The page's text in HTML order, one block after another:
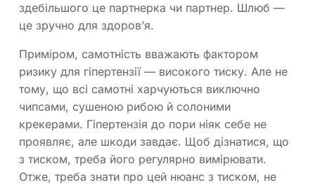
здебільшого це партнерка чи партнер. Шлюб —
це зручно для здоров’я.
Приміром, самотність вважають фактором
ризику для гіпертензії — високого тиску. Але не
тому, що всі самотні харчуються виключно
чипсами, сушеною рибою й солоними
крекерами. Гіпертензія до пори ніяк себе не
проявляє, але шкоди завдає. Щоб дізнатися, що
з тиском, треба його регулярно вимірювати.
Отже, треба знати про цей нюанс з тиском, не